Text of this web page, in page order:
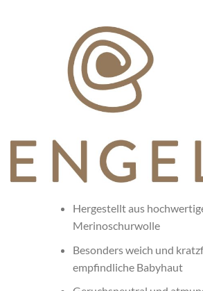
Hergestellt aus
Merinoschurwolle
Besonders weich und
empfindliche Babyhaut